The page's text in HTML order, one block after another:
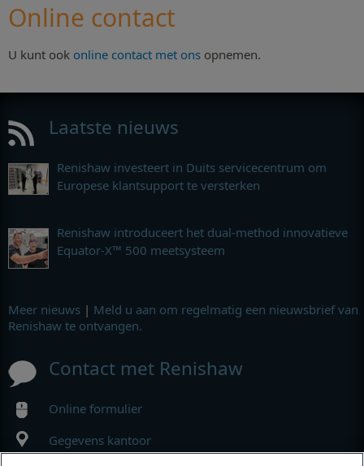
Online contact
U kunt ook online contact met ons opnemen.
Laatste nieuws
Renishaw investeert in Duits servicecentrum om
Europese klantsupport te versterken
Renishaw introduceert het dual-method innovatieve
Equator-X™ 500 meetsysteem
Meer nieuws | Meld u aan om regelmatig een nieuwsbrief van
Renishaw te ontvangen.
Contact met Renishaw
Online formulier
Gegevens kantoor